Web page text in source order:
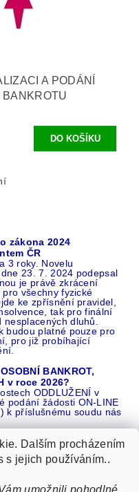
A PODÁNÍ
BANKROTU
zákona 2024
ČR
3 roky. Novelu
23. 7. 2024 podepsal
je právě zkrácení
všechny fyzické
ke zpřísnění pravidel,
tak pro finální
dluhů.
budou platné pouze pro
pro již probíhající
BANKROT,
v roce 2026?
ODDLUŽENÍ v
podání žádosti ON-LINE
k příslušnému soudu nás
REFERENCÍ v celé ČR |
Dalším procházením
s jejich používáním..
umožnili pohodlné